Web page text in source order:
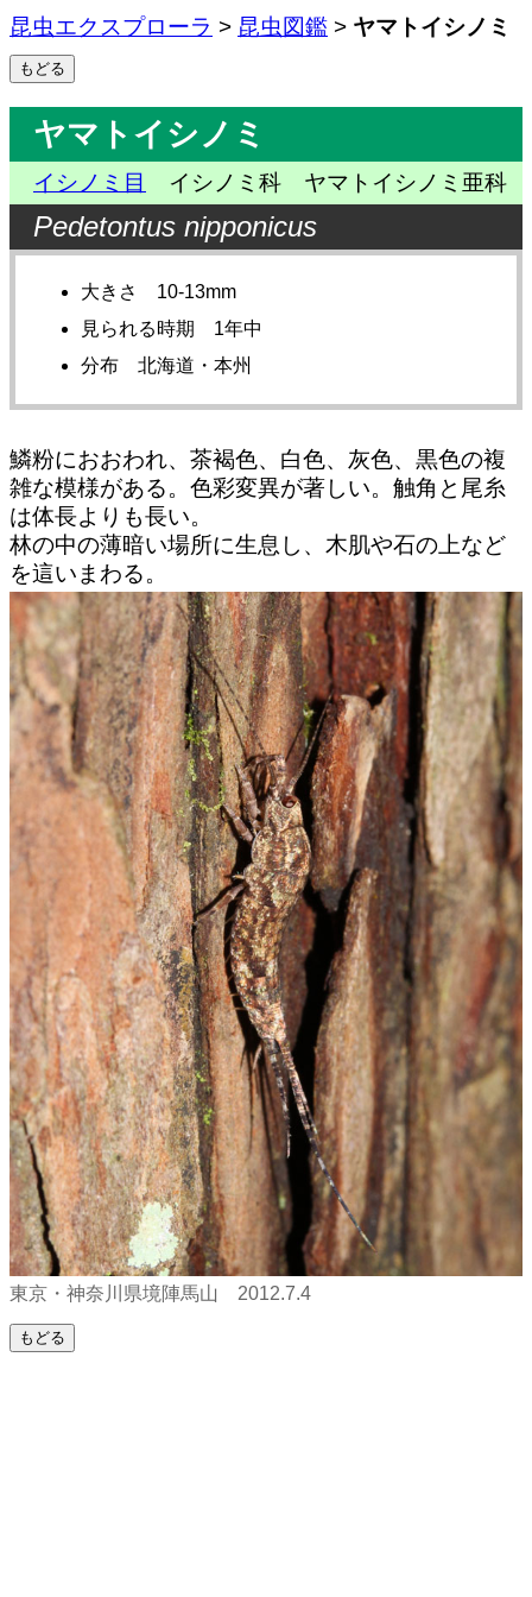
昆虫エクスプローラ > 昆虫図鑑 > ヤマトイシノミ
ヤマトイシノミ
イシノミ目 イシノミ科 ヤマトイシノミ亜科
Pedetontus nipponicus
大きさ 10-13mm
見られる時期 1年中
分布 北海道・本州
鱗粉におおわれ、茶褐色、白色、灰色、黒色の複
雑な模様がある。色彩変異が著しい。触角と尾糸
は体長よりも長い。
林の中の薄暗い場所に生息し、木肌や石の上など
を這いまわる。
東京・神奈川県境陣馬山 2012.7.4